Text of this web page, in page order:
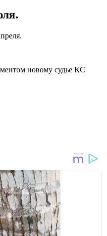
новому судье КС